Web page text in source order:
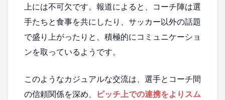
上には不可欠です。報道によると、コーチ陣は選
手たちと食事を共にしたり、サッカー以外の話題
で盛り上がったりと、積極的にコミュニケーショ
ンを取っているようです。
このようなカジュアルな交流は、選手とコーチ間
の信頼関係を深め、
ピッチ上での連携をよりスム